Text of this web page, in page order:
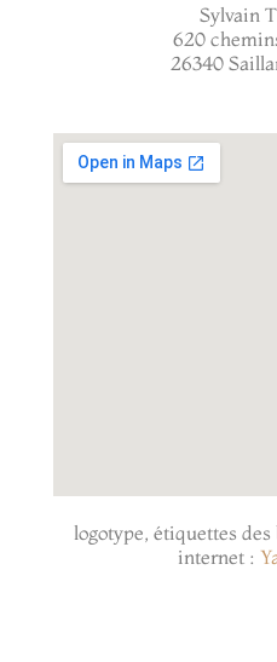
Sylvain
620
26340
logotype, étiquettes
internet :